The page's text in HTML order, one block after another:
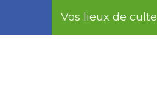
Vos lieux de culte